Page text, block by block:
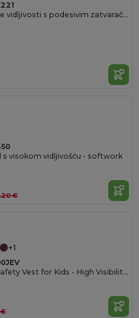
Prsluk visoke vidljivosti s podesivim zatvaračem
s visokom vidljivošću - softwork
€
+1
Reflective Safety Vest for Kids - High Visibility Gear
€